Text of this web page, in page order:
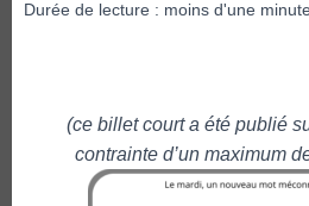
Durée de lecture : moins d'une
(ce billet court a été publié
contrainte d’un maximum